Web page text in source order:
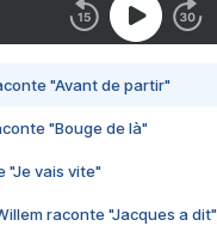
"Avant de partir"
"Bouge de là"
"Je vais vite"
raconte "Jacques a dit"